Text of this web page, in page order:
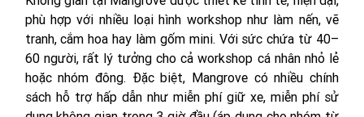
phù hợp với nhiều loại hình workshop như làm nến, vẽ
tranh, cắm hoa hay làm gốm mini. Với sức chứa từ 40–
60 người, rất lý tưởng cho cả workshop cá nhân nhỏ lẻ
hoặc nhóm đông. Đặc biệt, Mangrove có nhiều chính
sách hỗ trợ hấp dẫn như miễn phí giữ xe, miễn phí sử